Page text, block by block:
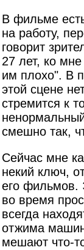
В фильме
на работу,
говорит
27 лет, ко
им плохо". В
этой сцене
стремится к
смешно так,
Сейчас мне
некий ключ,
его фильмов.
во время
всегда
отжима
мешают что-